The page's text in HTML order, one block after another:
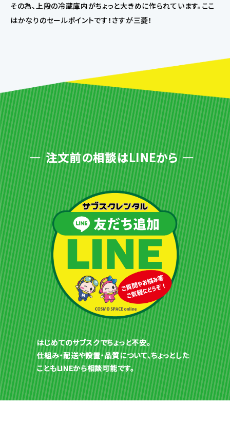
その為、上段の冷蔵庫内がちょっと大きめに作られています。ここ
はかなりのセールポイントです！さすが三菱！
注文前の相談はLINEから
はじめてのサブスクでちょっと不安。
仕組み・配送や設置・品質について、ちょっとした
こともLINEから相談可能です。